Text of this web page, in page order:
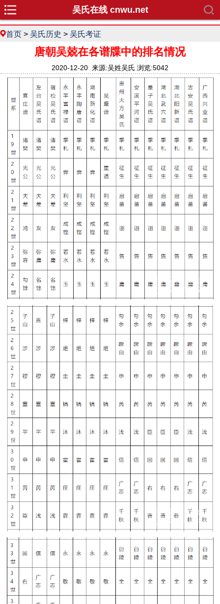
吴氏在线 cnwu.net
首页 > 吴氏历史 > 吴氏考证
唐朝吴兢在各谱牒中的排名情况
2020-12-20 来源:吴姓吴氏 浏览:5042